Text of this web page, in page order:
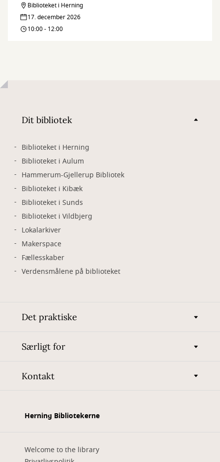
IT-
café
Biblioteket i Herning
17. december 2026
10:00 - 12:00
Dit bibliotek
Biblioteket i Herning
Biblioteket i Aulum
Hammerum-Gjellerup Bibliotek
Biblioteket i Kibæk
Biblioteket i Sunds
Biblioteket i Vildbjerg
Lokalarkiver
Makerspace
Fællesskaber
Verdensmålene på biblioteket
Det praktiske
Særligt for
Kontakt
Herning Bibliotekerne
Welcome to the library